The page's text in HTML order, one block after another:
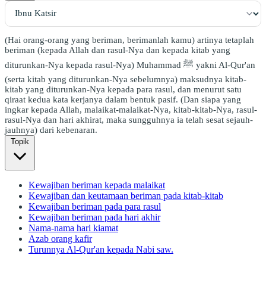
(Hai orang-orang yang beriman, berimanlah kamu) artinya tetaplah
beriman (kepada Allah dan rasul-Nya dan kepada kitab yang
diturunkan-Nya kepada rasul-Nya) Muhammad ﷺ yakni Al-Qur'an
(serta kitab yang diturunkan-Nya sebelumnya) maksudnya kitab-
kitab yang diturunkan-Nya kepada para rasul, dan menurut satu
qiraat kedua kata kerjanya dalam bentuk pasif. (Dan siapa yang
ingkar kepada Allah, malaikat-malaikat-Nya, kitab-kitab-Nya, rasul-
rasul-Nya dan hari akhirat, maka sungguhnya ia telah sesat sejauh-
jauhnya) dari kebenaran.
Topik
Kewajiban beriman kepada malaikat
Kewajiban dan keutamaan beriman pada kitab-kitab
Kewajiban beriman pada para rasul
Kewajiban beriman pada hari akhir
Nama-nama hari kiamat
Azab orang kafir
Turunnya Al-Qur'an kepada Nabi saw.